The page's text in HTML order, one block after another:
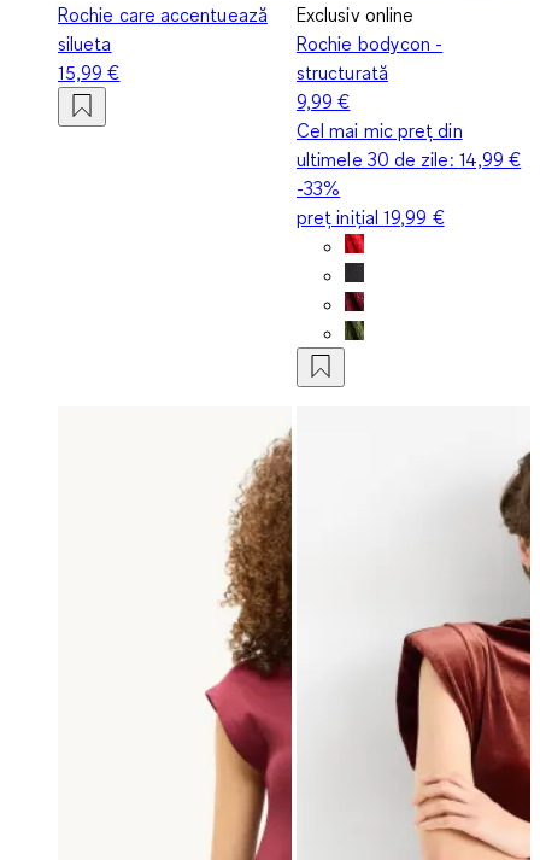
Rochie care accentuează
silueta
15,99 €
Exclusiv online
Rochie bodycon -
structurată
9,99 €
Cel mai mic preț din
ultimele 30 de zile: 14,99 €
-33%
preț inițial19,99 €